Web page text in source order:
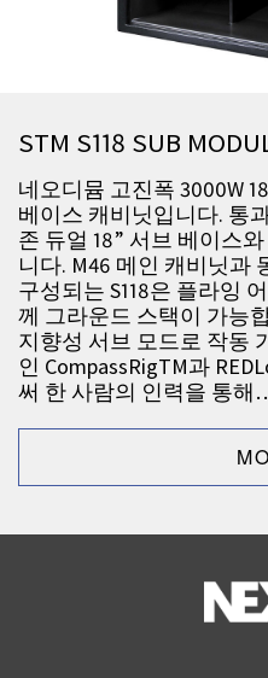
STM S118 SUB
네오디뮴 고진폭 3000W
베이스 캐비닛입니다. 통
존 듀얼 18” 서브 베이스
니다. M46 메인 캐비닛과
구성되는 S118은 플라잉
께 그라운드 스택이 가능
지향성 서브 모드로 작동
인 CompassRigTM과
써 한 사람의 인력을 통해